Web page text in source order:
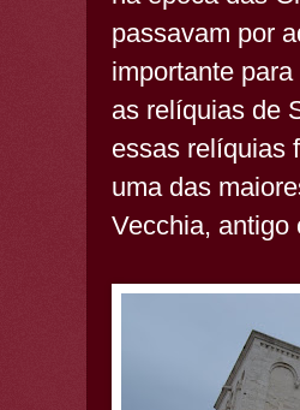
passavam por
importante
as relíquias de
essas relíquias
uma das
Vecchia, antigo